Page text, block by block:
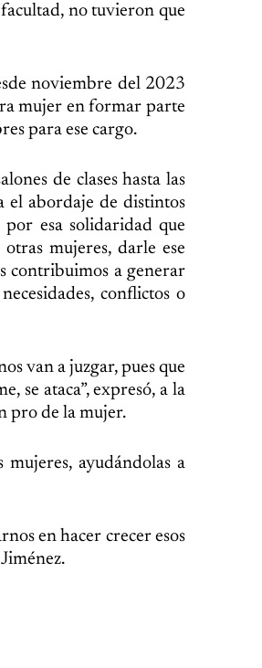
no tuvieron que
noviembre del 2023
mujer en formar parte
para ese cargo.
de clases hasta las
el abordaje de distintos
por esa solidaridad que
mujeres, darle ese
contribuimos a generar
conflictos o
van a juzgar, pues que
se ataca”, expresó, a la
pro de la mujer.
mujeres, ayudándolas a
en hacer crecer esos